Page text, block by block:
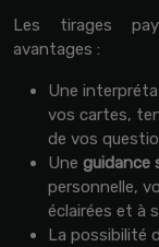
Les tirages
avantages :
Une
vos cartes,
de vos
Une guidance
personnelle,
éclairées et à
La possibilité